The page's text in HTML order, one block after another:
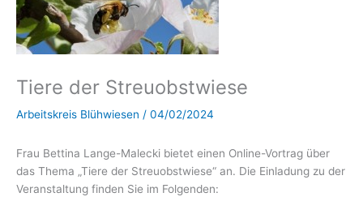
Tiere der Streuobstwiese
Arbeitskreis Blühwiesen / 04/02/2024
Frau Bettina Lange-Malecki bietet einen Online-Vortrag über
das Thema „Tiere der Streuobstwiese“ an. Die Einladung zu der
Veranstaltung finden Sie im Folgenden: